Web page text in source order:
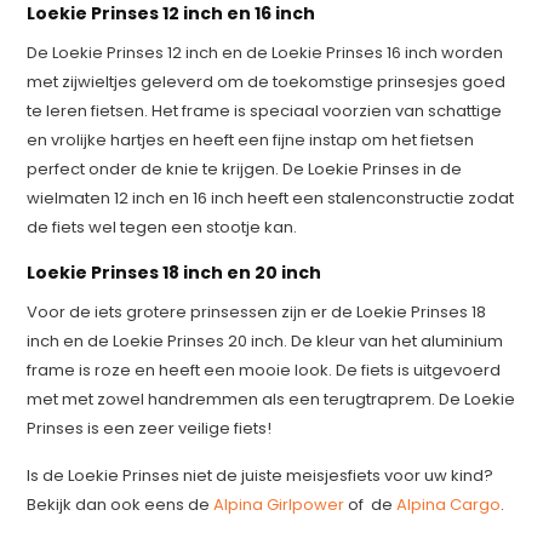
Loekie Prinses 12 inch en 16 inch
De Loekie Prinses 12 inch en de Loekie Prinses 16 inch worden
met zijwieltjes geleverd om de toekomstige prinsesjes goed
te leren fietsen. Het frame is speciaal voorzien van schattige
en vrolijke hartjes en heeft een fijne instap om het fietsen
perfect onder de knie te krijgen. De Loekie Prinses in de
wielmaten 12 inch en 16 inch heeft een stalenconstructie zodat
de fiets wel tegen een stootje kan.
Loekie Prinses 18 inch en 20 inch
Voor de iets grotere prinsessen zijn er de Loekie Prinses 18
inch en de Loekie Prinses 20 inch. De kleur van het aluminium
frame is roze en heeft een mooie look. De fiets is uitgevoerd
met met zowel handremmen als een terugtraprem. De Loekie
Prinses is een zeer veilige fiets!
Is de Loekie Prinses niet de juiste meisjesfiets voor uw kind?
Bekijk dan ook eens deAlpina Girlpowerof deAlpina Cargo.